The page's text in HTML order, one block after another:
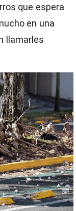
que espera
en una
llamarles